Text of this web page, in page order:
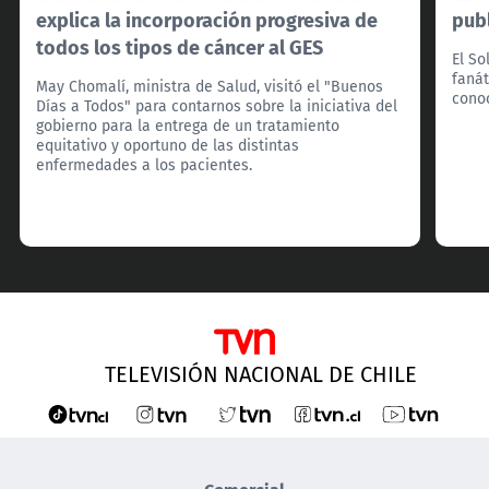
explica la incorporación progresiva de
todos los tipos de cáncer al GES
May Chomalí, ministra de Salud, visitó el "Buenos
Días a Todos" para contarnos sobre la iniciativa del
gobierno para la entrega de un tratamiento
equitativo y oportuno de las distintas
enfermedades a los pacientes.
El
TELEVISIÓN NACIONAL DE CHILE